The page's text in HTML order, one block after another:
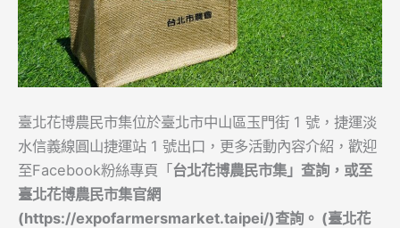
臺北花博農民市集位於臺北市中山區玉門街 1 號，捷運淡
水信義線圓山捷運站 1 號出口，更多活動內容介紹，歡迎
至Facebook粉絲專頁「 台北花博農民市集」查詢，或至
臺北花博農民市集官網
(https://expofarmersmarket.taipei/)查詢。 (臺北花